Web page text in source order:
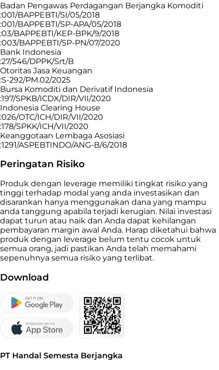
Badan Pengawas Perdagangan Berjangka Komoditi
:001/BAPPEBTI/SI/05/2018
:001/BAPPEBTI/SP-APA/05/2018
:03/BAPPEBTI/KEP-BPK/9/2018
:003/BAPPEBTI/SP-PN/07/2020
Bank Indonesia
:27/546/DPPK/Srt/B
Otoritas Jasa Keuangan
:S-292/PM.02/2025
Bursa Komoditi dan Derivatif Indonesia
:197/SPKB/ICDX/DIR/VII/2020
Indonesia Clearing House
:026/OTC/ICH/DIR/VII/2020
:178/SPKK/ICH/VII/2020
Keanggotaan Lembaga Asosiasi
:1291/ASPEBTINDO/ANG-B/6/2018
Peringatan Risiko
Produk dengan leverage memiliki tingkat risiko yang
tinggi terhadap modal yang anda investasikan dan
disarankan hanya menggunakan dana yang mampu
anda tanggung apabila terjadi kerugian. Nilai investasi
dapat turun atau naik dan Anda dapat kehilangan
pembayaran margin awal Anda. Harap diketahui bahwa
produk dengan leverage belum tentu cocok untuk
semua orang, jadi pastikan Anda telah memahami
sepenuhnya semua risiko yang terlibat.
Download
PT Handal Semesta Berjangka